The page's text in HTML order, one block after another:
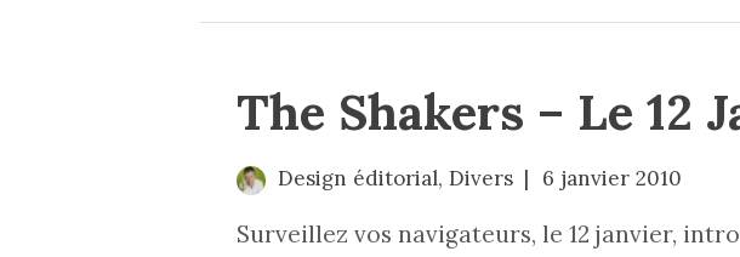
The Shakers – Le 12
Design éditorial,Divers 6 janvier 2010
Surveillez vos navigateurs, le 12 janvier,